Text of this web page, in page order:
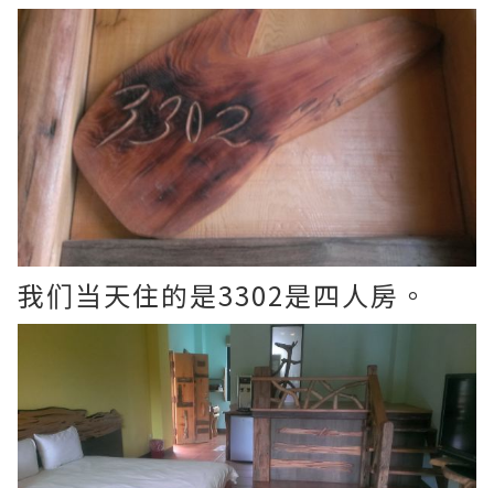
我们当天住的是3302是四人房。